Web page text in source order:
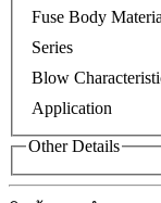
Fuse Body
Series
Blow
Application
Other Details